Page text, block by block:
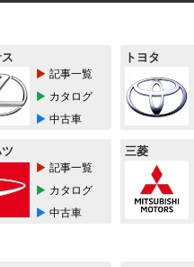
記事一覧
カタログ
中古車
トヨタ
記事一覧
カタログ
中古車
三菱